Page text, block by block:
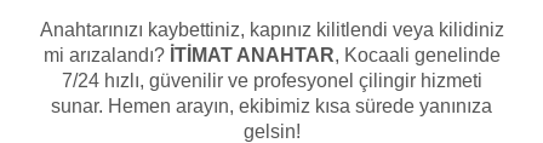
Anahtarınızı kaybettiniz, kapınız kilitlendi veya kilidiniz
mi arızalandı? İTİMAT ANAHTAR, Kocaali genelinde
7/24 hızlı, güvenilir ve profesyonel çilingir hizmeti
sunar. Hemen arayın, ekibimiz kısa sürede yanınıza
gelsin!